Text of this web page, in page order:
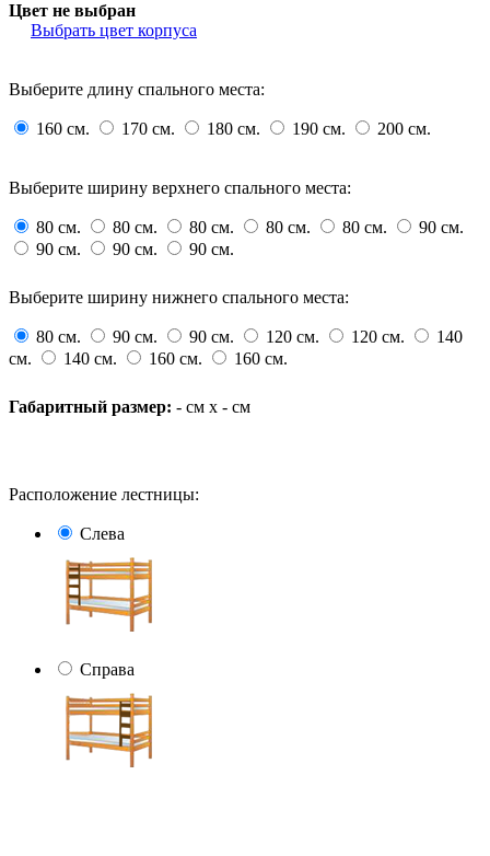
Цвет не выбран
Выбрать цвет корпуса
Выберите длину спального места:
160 см. 170 см. 180 см. 190 см. 200 см.
Выберите ширину верхнего спального места:
80 см. 80 см. 80 см. 80 см. 80 см.
90 см.
90 см.
90 см. 90 см.
Выберите ширину нижнего спального места:
80 см. 90 см. 90 см. 120 см. 120 см.
140
см.
140 см. 160 см. 160 см.
Габаритный размер: - см x - см
Расположение лестницы:
Слева
Справа